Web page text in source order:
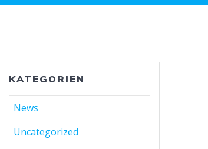
KATEGORIEN
News
Uncategorized